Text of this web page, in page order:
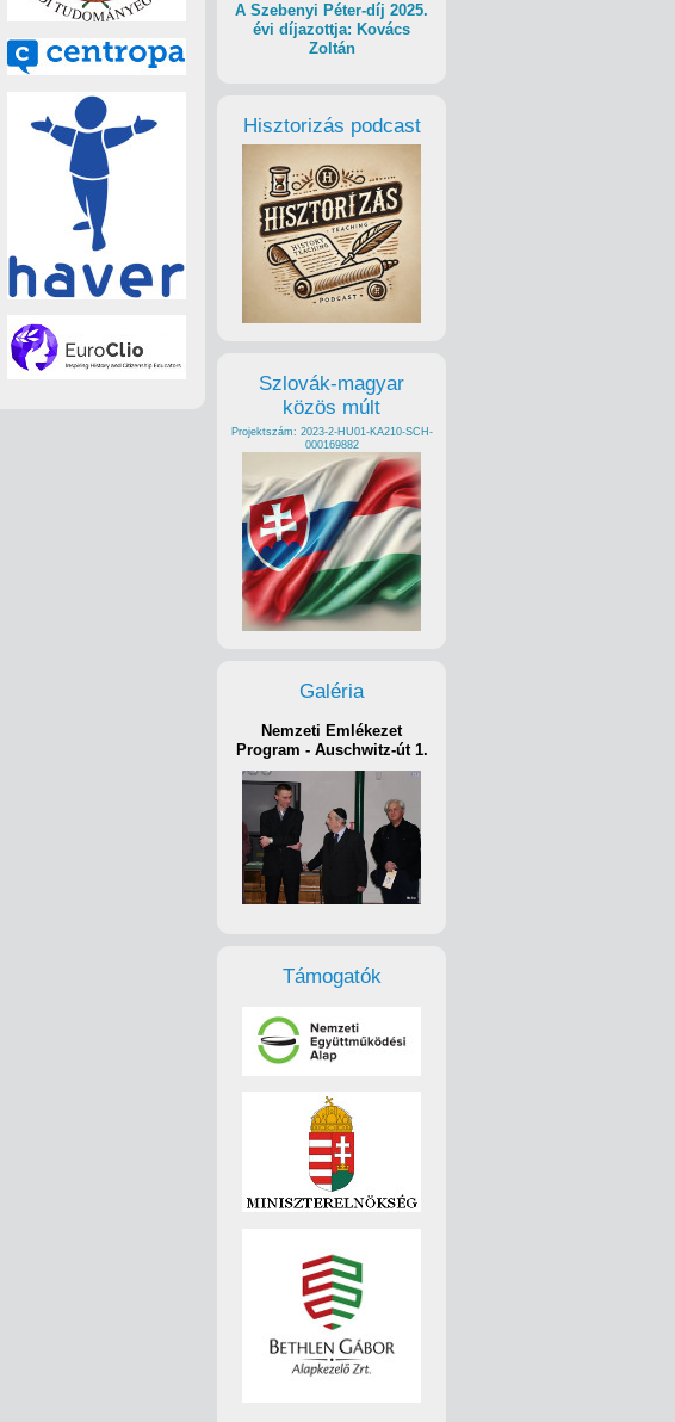
A Szebenyi Péter-díj 2025.
évi díjazottja: Kovács
Zoltán
Hisztorizás podcast
Szlovák-magyar
közös múlt
Projektszám: 2023-2-HU01-KA210-SCH-
000169882
Galéria
Nemzeti Emlékezet
Program - Auschwitz-út 1.
Támogatók